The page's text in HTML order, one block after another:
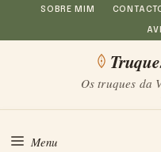
Saltar
para
conteúdo
SOBRE MIM
Os truques da
Menu